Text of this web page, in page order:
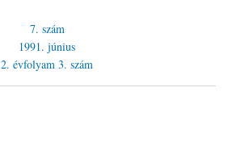
7. szám
1991. június
2. évfolyam 3. szám